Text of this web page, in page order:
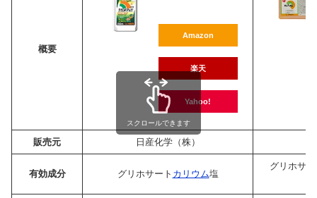
概要
Amazon
楽天
Yahoo!
販売元 日産化学（株）
有効成分 グリホサート カリウム塩
グリホサ
スクロールできます